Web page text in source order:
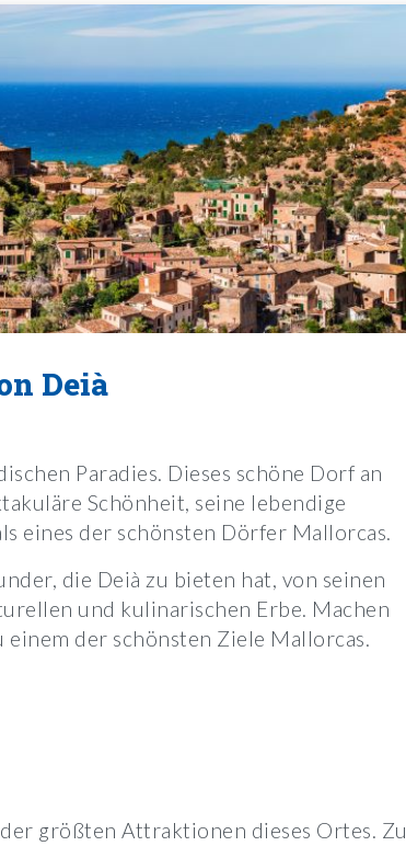
Deià
Paradies. Dieses schöne Dorf an
Schönheit, seine lebendige
eines der schönsten Dörfer Mallorcas.
die Deià zu bieten hat, von seinen
und kulinarischen Erbe. Machen
der schönsten Ziele Mallorcas.
größten Attraktionen dieses Ortes. Zu